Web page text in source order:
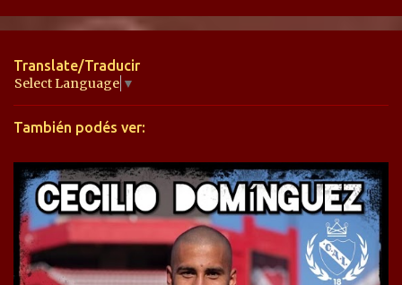
n
a
r
i
s
Translate/Traducir
Select Language ▼
También podés ver: